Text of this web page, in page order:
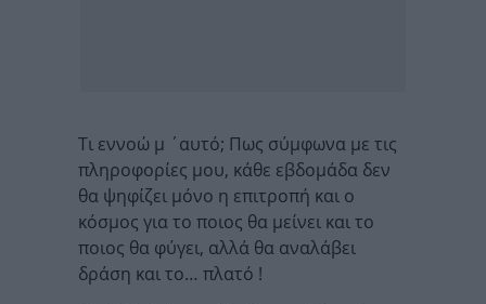
Τι εννοώ μ ΄αυτό; Πως σύμφωνα με τις
πληροφορίες μου, κάθε εβδομάδα δεν
θα ψηφίζει μόνο η επιτροπή και ο
κόσμος για το ποιος θα μείνει και το
ποιος θα φύγει, αλλά θα αναλάβει
δράση και το… πλατό !